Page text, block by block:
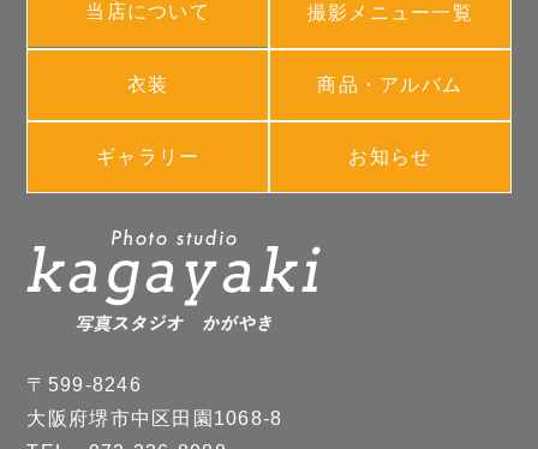
当店について 撮影メニュー一覧
衣装 商品・アルバム
ギャラリー お知らせ
〒599-8246
大阪府堺市中区田園1068-8